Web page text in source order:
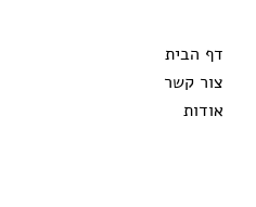
דף הבית
צור קשר
אודות